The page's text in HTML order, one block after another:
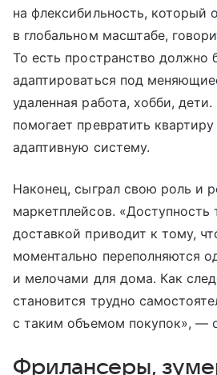
на флексибильность, который
в глобальном масштабе,
То есть пространство должно
адаптироваться под
удаленная работа, хобби,
помогает превратить
адаптивную систему.
Наконец, сыграл свою роль и
маркетплейсов.
доставкой приводит к тому,
моментально переполняются
и мелочами для дома. Как
становится трудно
с таким объемом покупок», —
Фрилансеры,